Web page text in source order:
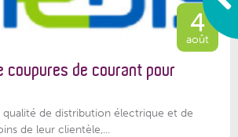
4
août
coupures de courant pour
qualité de distribution électrique et de
de leur clientèle,...